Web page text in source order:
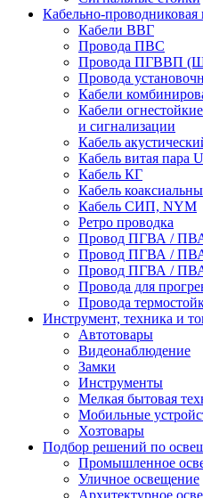
Кабельно-проводниковая
Кабели ВВГ
Провода ПВС
Провода ПГВВП
Провода
Кабели
Кабели
и сигнализации
Кабель
Кабель витая пара
Кабель КГ
Кабель
Кабель СИП, NYM
Ретро проводка
Провод ПГВА /
Провод ПГВА /
Провод ПГВА /
Провода для
Провода
Инструмент, техника и
Автотовары
Видеонаблюдение
Замки
Инструменты
Мелкая бытовая
Мобильные
Хозтовары
Подбор решений по
Промышленное
Уличное освещение
Архитектурное